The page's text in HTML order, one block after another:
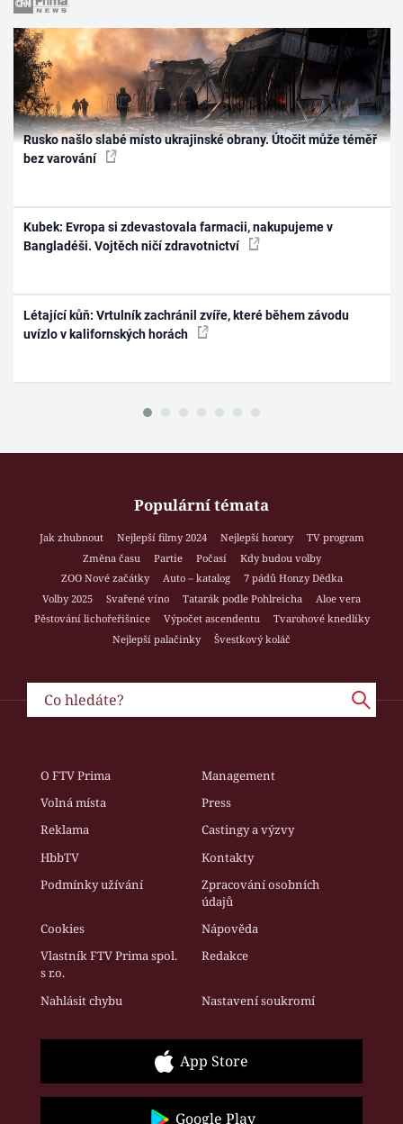
Rusko našlo slabé místo ukrajinské obrany. Útočit může téměř
bez varování
Kubek: Evropa si zdevastovala farmacii, nakupujeme v
Bangladéši. Vojtěch ničí zdravotnictví
Létající kůň: Vrtulník zachránil zvíře, které během závodu
uvízlo v kalifornských horách
Populární témata
Jak zhubnout Nejlepší filmy 2024 Nejlepší horory
TV program
Změna času
Partie Počasí
Kdy budou volby
ZOO Nové začátky
Auto – katalog
7 pádů Honzy Dědka
Volby 2025
Svařené víno Tatarák podle Pohlreicha
Aloe vera
Pěstování lichořeřišnice
Výpočet ascendentu
Tvarohové knedlíky
Nejlepší palačinky
Švestkový koláč
O FTV Prima
Management
Volná místa
Press
Reklama
Castingy a výzvy
HbbTV
Kontakty
Podmínky užívání
Zpracování osobních
údajů
Cookies
Nápověda
Vlastník FTV Prima spol.
s r.o.
Redakce
Nahlásit chybu Nastavení soukromí
App Store
Google Play